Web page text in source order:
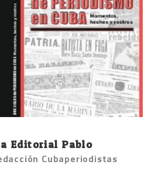
Editorial Pablo
Cubaperiodistas